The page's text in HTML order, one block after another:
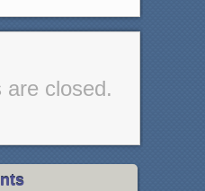
are closed.